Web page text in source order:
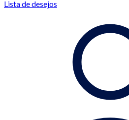
Lista de desejos